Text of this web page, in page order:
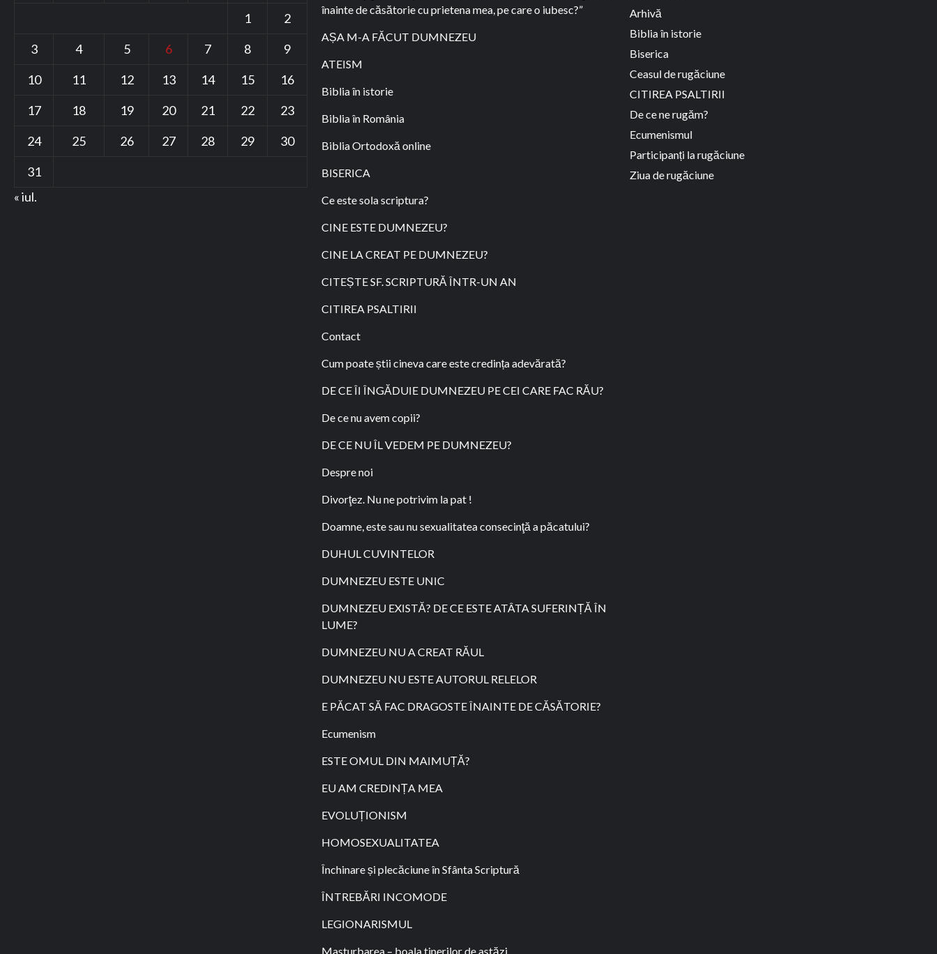
1
2
3
4 5 6 7 8
9
10
11 12 13 14 15
16
17
18 19 20 21 22
23
24
25 26 27 28 29
30
31
« iul.
înainte de căsătorie cu prietena mea, pe care o iubesc?”
AȘA M-A FĂCUT DUMNEZEU
ATEISM
Biblia în istorie
Biblia în România
Biblia Ortodoxă online
BISERICA
Ce este sola scriptura?
CINE ESTE DUMNEZEU?
CINE LA CREAT PE DUMNEZEU?
CITEȘTE SF. SCRIPTURĂ ÎNTR-UN AN
CITIREA PSALTIRII
Contact
Cum poate știi cineva care este credința adevărată?
DE CE ÎI ÎNGĂDUIE DUMNEZEU PE CEI CARE FAC RĂU?
De ce nu avem copii?
DE CE NU ÎL VEDEM PE DUMNEZEU?
Despre noi
Divorţez. Nu ne potrivim la pat !
Doamne, este sau nu sexualitatea consecinţă a păcatului?
DUHUL CUVINTELOR
DUMNEZEU ESTE UNIC
DUMNEZEU EXISTĂ? DE CE ESTE ATÂTA SUFERINȚĂ ÎN
LUME?
DUMNEZEU NU A CREAT RĂUL
DUMNEZEU NU ESTE AUTORUL RELELOR
E PĂCAT SĂ FAC DRAGOSTE ÎNAINTE DE CĂSĂTORIE?
Ecumenism
ESTE OMUL DIN MAIMUȚĂ?
EU AM CREDINȚA MEA
EVOLUȚIONISM
HOMOSEXUALITATEA
Închinare și plecăciune în Sfânta Scriptură
ÎNTREBĂRI INCOMODE
LEGIONARISMUL
Masturbarea – boala tinerilor de astăzi
Arhivă
Biblia în istorie
Biserica
Ceasul de rugăciune
CITIREA PSALTIRII
De ce ne rugăm?
Ecumenismul
Participanți la rugăciune
Ziua de rugăciune